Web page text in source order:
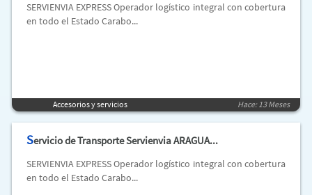
SERVIENVIA EXPRESS Operador logístico integral con cobertura
en todo el Estado Carabo...
Accesorios y servicios Hace: 13 Meses
Servicio de Transporte Servienvia ARAGUA...
SERVIENVIA EXPRESS Operador logístico integral con cobertura
en todo el Estado Carabo...